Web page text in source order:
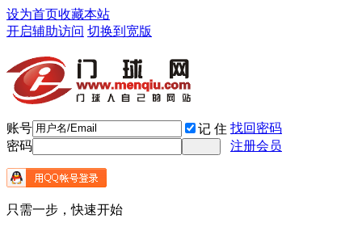
设为首页收藏本站
开启辅助访问 切换到宽版
账号 记 住 找回密码
密码
注册会员
只需一步，快速开始